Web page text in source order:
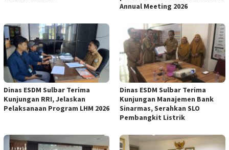
Annual Meeting 2026
Dinas ESDM Sulbar Terima
Kunjungan RRI, Jelaskan
Pelaksanaan Program LHM 2026
Dinas ESDM Sulbar Terima
Kunjungan Manajemen Bank
Sinarmas, Serahkan SLO
Pembangkit Listrik